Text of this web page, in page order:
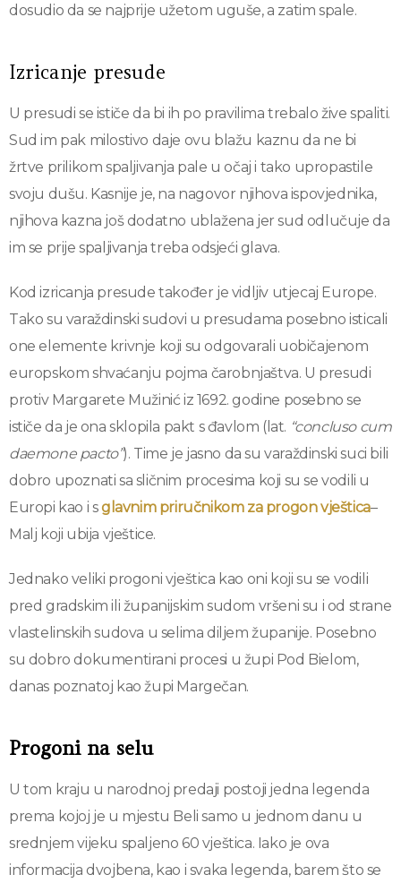
dosudio da se najprije užetom uguše, a zatim spale.
Izricanje presude
U presudi se ističe da bi ih po pravilima trebalo žive spaliti.
Sud im pak milostivo daje ovu blažu kaznu da ne bi
žrtve prilikom spaljivanja pale u očaj i tako upropastile
svoju dušu. Kasnije je, na nagovor njihova ispovjednika,
njihova kazna još dodatno ublažena jer sud odlučuje da
im se prije spaljivanja treba odsjeći glava.
Kod izricanja presude također je vidljiv utjecaj Europe.
Tako su varaždinski sudovi u presudama posebno isticali
one elemente krivnje koji su odgovarali uobičajenom
europskom shvaćanju pojma čarobnjaštva. U presudi
protiv Margarete Mužinić iz 1692. godine posebno se
ističe da je ona sklopila pakt s đavlom (lat. “concluso cum
daemone pacto”). Time je jasno da su varaždinski suci bili
dobro upoznati sa sličnim procesima koji su se vodili u
Europi kao i sglavnim priručnikom za progon vještica–
Malj koji ubija vještice.
Jednako veliki progoni vještica kao oni koji su se vodili
pred gradskim ili županijskim sudom vršeni su i od strane
vlastelinskih sudova u selima diljem županije. Posebno
su dobro dokumentirani procesi u župi Pod Bielom,
danas poznatoj kao župi Margečan.
Progoni na selu
U tom kraju u narodnoj predaji postoji jedna legenda
prema kojoj je u mjestu Beli samo u jednom danu u
srednjem vijeku spaljeno 60 vještica. Iako je ova
informacija dvojbena, kao i svaka legenda, barem što se